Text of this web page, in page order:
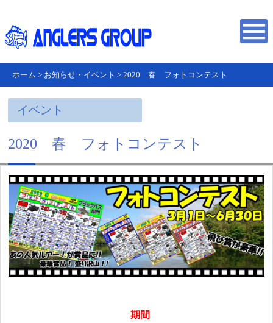
ホーム > お知らせ・イベント > 2020 春 フォトコンテスト
イベント
2020 春 フォトコンテスト
期間